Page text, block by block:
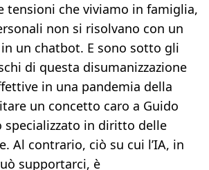
tensioni che viviamo in famiglia,
non si risolvano con un
un chatbot. E sono sotto gli
di questa disumanizzazione
in una pandemia della
un concetto caro a Guido
specializzato in diritto delle
Al contrario, ciò su cui l’IA, in
supportarci, è